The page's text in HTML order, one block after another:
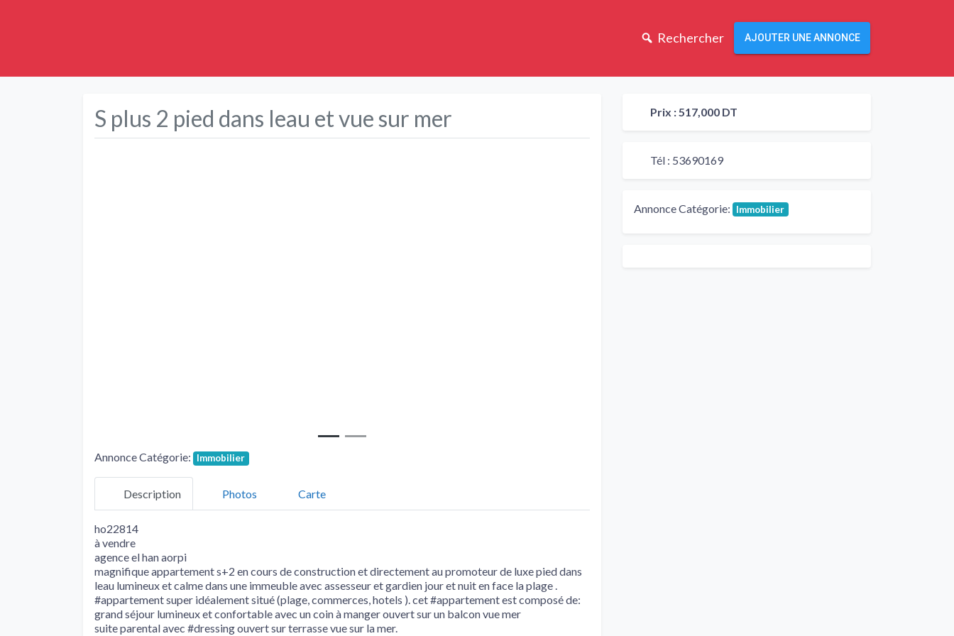
Rechercher AJOUTER UNE ANNONCE
S plus 2 pied dans leau et vue sur mer
Annonce Catégorie: Immobilier
Description Photos Carte
ho22814
à vendre
agence el han aorpi
magnifique appartement s+2 en cours de construction et directement au promoteur de luxe pied dans
leau lumineux et calme dans une immeuble avec assesseur et gardien jour et nuit en face la plage .
#appartement super idéalement situé (plage, commerces, hotels ). cet #appartement est composé de:
grand séjour lumineux et confortable avec un coin à manger ouvert sur un balcon vue mer
suite parental avec #dressing ouvert sur terrasse vue sur la mer.
Prix : 517,000 DT
Tél : 53690169
Annonce Catégorie: Immobilier